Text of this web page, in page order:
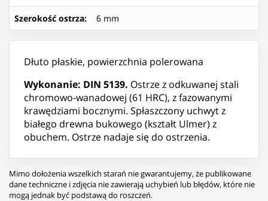
Szerokość ostrza: 6 mm
Dłuto płaskie, powierzchnia polerowana
Wykonanie: DIN 5139. Ostrze z odkuwanej stali
chromowo-wanadowej (61 HRC), z fazowanymi
krawędziami bocznymi. Spłaszczony uchwyt z
białego drewna bukowego (kształt Ulmer) z
obuchem. Ostrze nadaje się do ostrzenia.
Mimo dołożenia wszelkich starań nie gwarantujemy, że publikowane
dane techniczne i zdjęcia nie zawierają uchybień lub błędów, które nie
mogą jednak być podstawą do roszczeń.